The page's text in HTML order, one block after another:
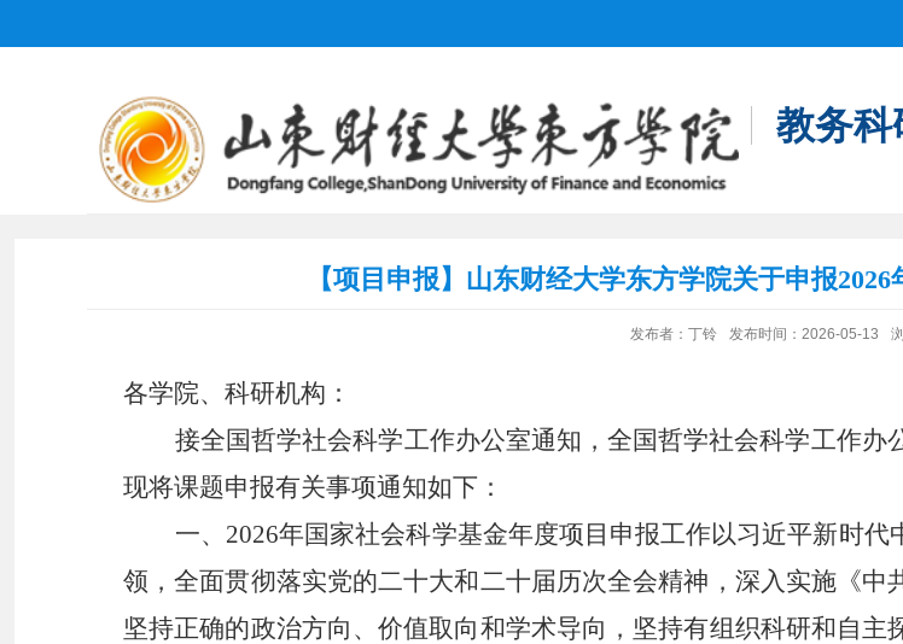
教务科
【项目申报】山东财经大学东方学院关于申报
发布者：丁铃 发布时间：2026-05-13
各学院、科研机构：
接全国哲学社会科学工作办公室通知，全国哲学社会科学工作办
现将课题申报有关事项通知如下：
一、 2026年国家社会科学基金年度项目申报工作以习近平新时
领，全面贯彻落实党的二十大和二十届历次全会精神，深入实施《中
坚持正确的政治方向、价值取向和学术导向，坚持有组织科研和自主